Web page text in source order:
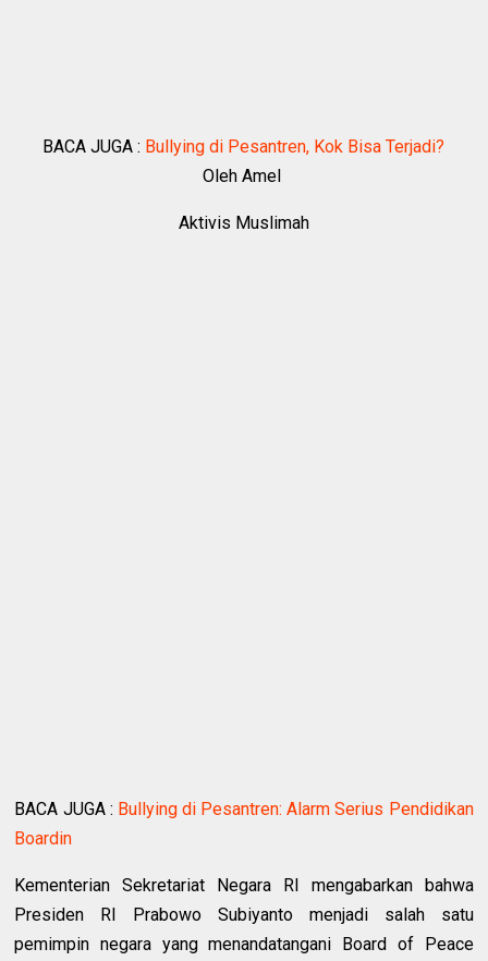
BACA JUGA : Bullying di Pesantren, Kok Bisa Terjadi?
Oleh Amel
Aktivis Muslimah
BACA JUGA : Bullying di Pesantren: Alarm Serius Pendidikan
Boardin
Kementerian Sekretariat Negara RI mengabarkan bahwa
Presiden RI Prabowo Subiyanto menjadi salah satu
pemimpin negara yang menandatangani Board of Peace